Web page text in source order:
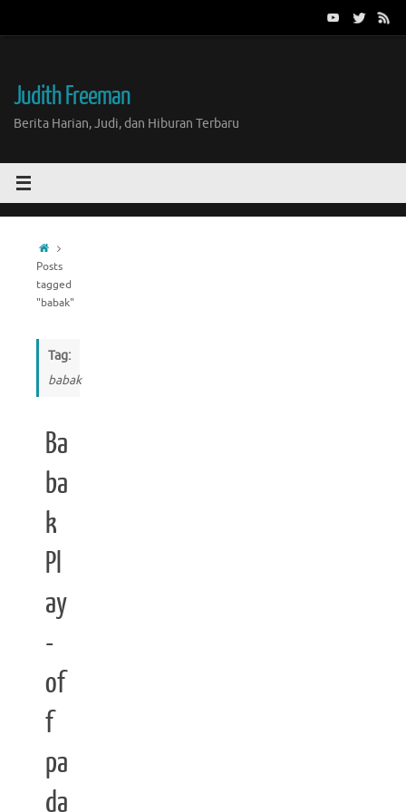
Judith Freeman
Berita Harian, Judi, dan Hiburan Terbaru
Home
Posts
tagged
"babak"
Tag:
babak
Ba
ba
k
Pl
ay
-
of
f
pa
da